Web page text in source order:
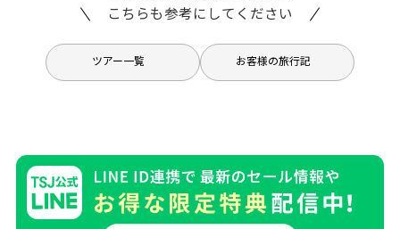
こちらも参考にしてください
ツアー一覧 お客様の旅行記